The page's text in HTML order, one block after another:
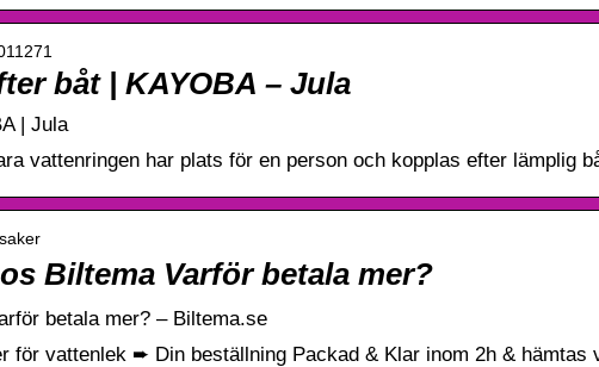
båt | KAYOBA – Jula
| Jula
vattenringen har plats för en person och kopplas efter lämplig
Biltema Varför betala mer?
betala mer? – Biltema.se
för vattenlek ➨ Din beställning Packad & Klar inom 2h & hämtas